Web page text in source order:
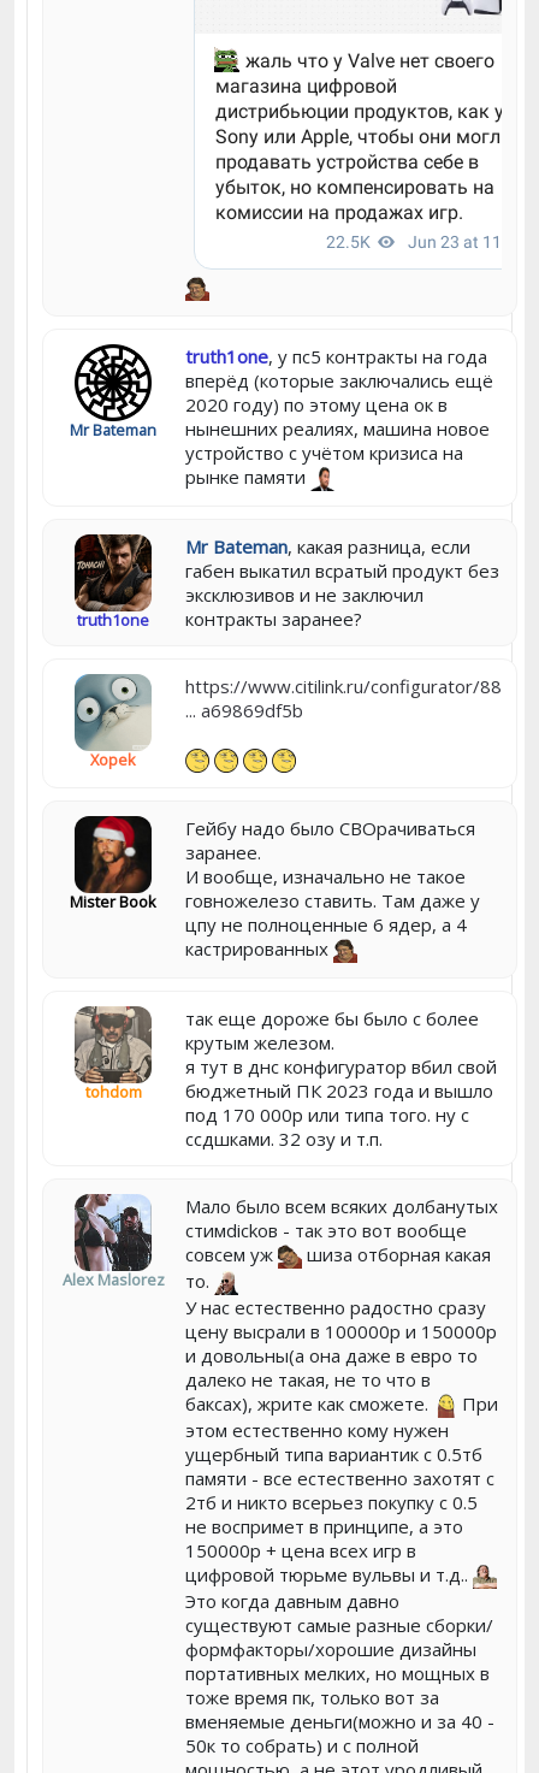
Mr Bateman
truth1one, у пс5 контракты на года
вперёд (которые заключались ещё
2020 году) по этому цена ок в
нынешних реалиях, машина новое
устройство с учётом кризиса на
рынке памяти
truth1one
Mr Bateman, какая разница, если
габен выкатил всратый продукт без
эксклюзивов и не заключил
контракты заранее?
Xopek
https://www.citilink.ru/configurator/88
... a69869df5b
Mister Book
Гейбу надо было СВОрачиваться
заранее.
И вообще, изначально не такое
говножелезо ставить. Там даже у
цпу не полноценные 6 ядер, а 4
кастрированных
tohdom
так еще дороже бы было с более
крутым железом.
я тут в днс конфигуратор вбил свой
бюджетный ПК 2023 года и вышло
под 170 000р или типа того. ну с
ссдшками. 32 озу и т.п.
Alex Maslorez
Мало было всем всяких долбанутых
стимdickов - так это вот вообще
совсем уж
шиза отборная какая
то.
У нас естественно радостно сразу
цену высрали в 100000р и 150000р
и довольны(а она даже в евро то
далеко не такая, не то что в
баксах), жрите как сможете.
При
этом естественно кому нужен
ущербный типа вариантик с 0.5тб
памяти - все естественно захотят с
2тб и никто всерьез покупку с 0.5
не воспримет в принципе, а это
150000р + цена всех игр в
цифровой тюрьме вульвы и т.д..
Это когда давным давно
существуют самые разные сборки/
формфакторы/хорошие дизайны
портативных мелких, но мощных в
тоже время пк, только вот за
вменяемые деньги(можно и за 40 -
50к то собрать) и с полной